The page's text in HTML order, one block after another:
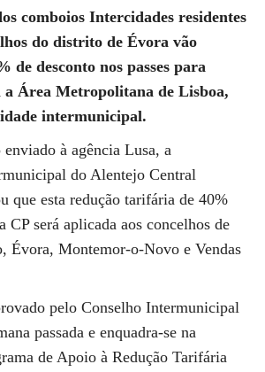
comboios Intercidades residentes
do distrito de Évora vão
de desconto nos passes para
a Área Metropolitana de Lisboa,
intermunicipal.
à agência Lusa, a
do Alentejo Central
que esta redução tarifária de 40%
CP será aplicada aos concelhos de
Évora, Montemor-o-Novo e Vendas
pelo Conselho Intermunicipal
passada e enquadra-se na
de Apoio à Redução Tarifária